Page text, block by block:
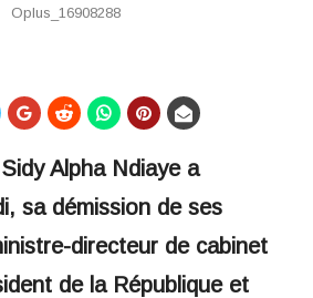
Oplus_16908288
Alpha Ndiaye a
sa démission de ses
directeur de cabinet
de la République et